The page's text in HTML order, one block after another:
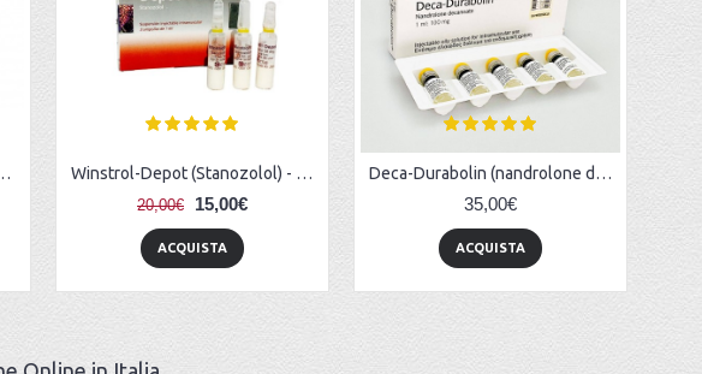
- 50tabs (0.02mg/tab) Winstrol-Depot (Stanozolol) - 1ml/amp (1ml/50mg)
20,00€ 15,00€
ACQUISTA
Deca-Durabolin (nandrolone decanoate) 2ml/vial (100mg/1ml)
35,00€
ACQUISTA